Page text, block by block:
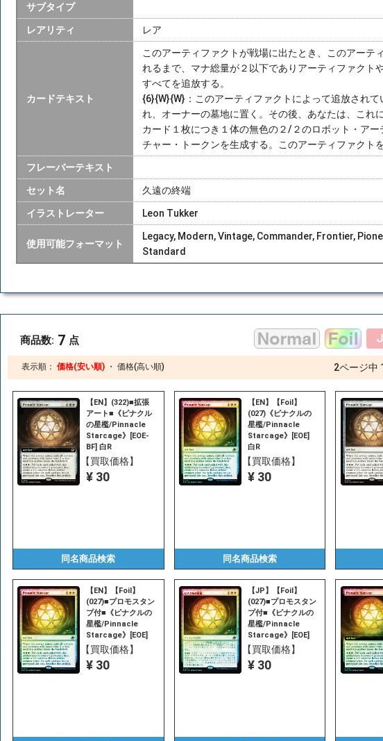
サブタイプ
レアリティ レア
カードテキスト
このアーティファクトが戦場に出たとき、このアーテ
れるまで、マナ総量が２以下でありアーティファクト
すべてを追放する。
{6}{W}{W}：このアーティファクトによって追放され
れ、オーナーの墓地に置く。その後、あなたは、これ
カード１枚につき１体の無色の２/２のロボット・アー
チャー・トークンを生成する。このアーティファクト
フレーバーテキスト
セット名 久遠の終端
イラストレーター Leon Tukker
使用可能フォーマット
Legacy, Modern, Vintage, Commander, Frontier,
Standard
商品数: 7 点
表示順： 価格(安い順) ・ 価格(高い順) 2ページ中 1
【EN】(322)■拡張
アート■《ピナクル
の星檻/Pinnacle
Starcage》[EOE-
BF] 白R
【買取価格】
¥ 30
同名商品検索
【EN】【Foil】
(027)《ピナクルの
星檻/Pinnacle
Starcage》[EOE]
白R
【買取価格】
¥ 30
同名商品検索
【EN】【Foil】
(027)■プロモスタン
プ付■《ピナクルの
星檻/Pinnacle
Starcage》[EOE]
白R
【買取価格】
¥ 30
【JP】【Foil】
(027)■プロモスタン
プ付■《ピナクルの
星檻/Pinnacle
Starcage》[EOE]
白R
【買取価格】
¥ 30